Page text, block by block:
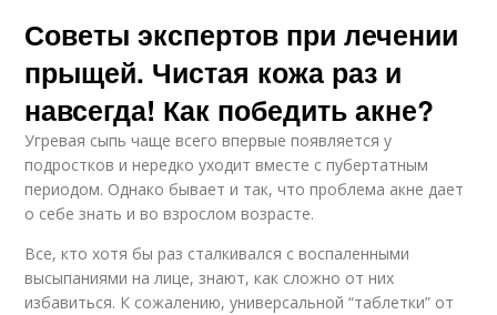
Советы экспертов при лечении
прыщей. Чистая кожа раз и
навсегда! Как победить акне?
Угревая сыпь чаще всего впервые появляется у
подростков и нередко уходит вместе с пубертатным
периодом. Однако бывает и так, что проблема акне дает
о себе знать и во взрослом возрасте.
Все, кто хотя бы раз сталкивался с воспаленными
высыпаниями на лице, знают, как сложно от них
избавиться. К сожалению, универсальной “таблетки” от